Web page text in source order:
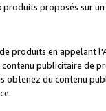
proposés sur
produits en appelant
publicitaire de
obtenez du contenu